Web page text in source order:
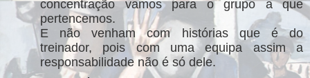
concentração vamos para o grupo a que
pertencemos.
E não venham com histórias que é do
treinador, pois com uma equipa assim a
responsabilidade não é só dele.